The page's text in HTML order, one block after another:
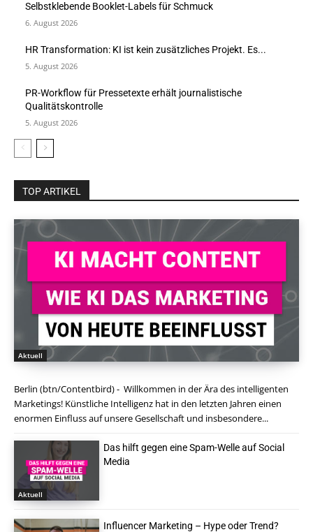
Selbstklebende Booklet-Labels für Schmuck
6. August 2026
HR Transformation: KI ist kein zusätzliches Projekt. Es...
5. August 2026
PR-Workflow für Pressetexte erhält journalistische
Qualitätskontrolle
5. August 2026
TOP ARTIKEL
Aktuell
Berlin (btn/Contentbird) - Willkommen in der Ära des intelligenten
Marketings! Künstliche Intelligenz hat in den letzten Jahren einen
enormen Einfluss auf unsere Gesellschaft und insbesondere...
Aktuell
Das hilft gegen eine Spam-Welle auf Social
Media
Influencer Marketing – Hype oder Trend?